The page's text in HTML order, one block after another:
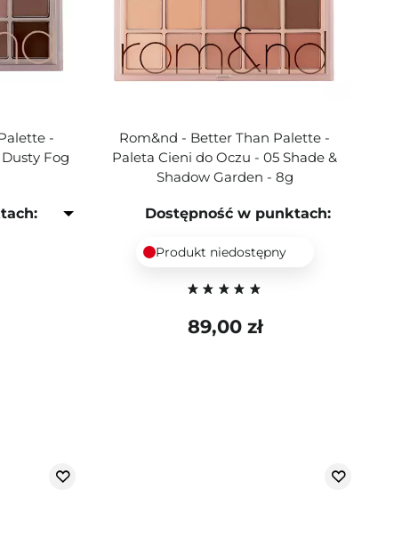
-
Fog
Rom&nd - Better Than Palette -
Paleta Cieni do Oczu - 05 Shade &
Shadow Garden - 8g
Dostępność w punktach:
Produkt niedostępny
89,00 zł